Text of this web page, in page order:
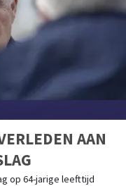
AAN
op 64-jarige leefttijd